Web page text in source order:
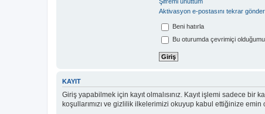
Aktivasyon e-postasını tekrar gönder
Beni hatırla
Bu oturumda çevrimiçi
KAYIT
Giriş yapabilmek için kayıt olmalısınız. Kayıt işlemi sadece bir
koşullarımızı ve gizlilik ilkelerimizi okuyup kabul ettiğinize